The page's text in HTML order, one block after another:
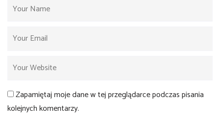
Zapamiętaj moje dane w tej przeglądarce podczas pisania
kolejnych komentarzy.